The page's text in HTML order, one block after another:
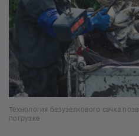
Технология безузелкового сачка
погрузке